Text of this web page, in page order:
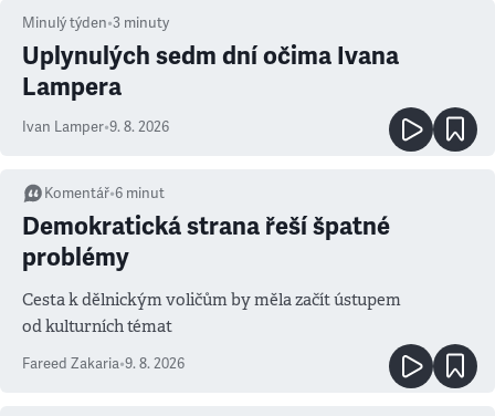
Minulý týden•3 minuty
Uplynulých sedm dní očima Ivana
Lampera
Ivan Lamper•9. 8. 2026
Komentář•6 minut
Demokratická strana řeší špatné
problémy
Cesta k dělnickým voličům by měla začít ústupem
od kulturních témat
Fareed Zakaria•9. 8. 2026